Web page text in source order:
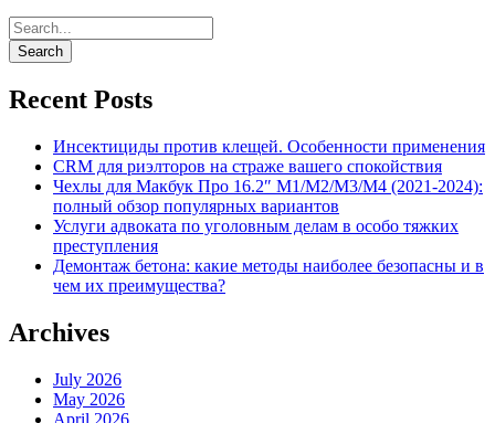
Recent Posts
Инсектициды против клещей. Особенности применения
CRM для риэлторов на страже вашего спокойствия
Чехлы для Макбук Про 16.2″ M1/M2/M3/M4 (2021-2024):
полный обзор популярных вариантов
Услуги адвоката по уголовным делам в особо тяжких
преступления
Демонтаж бетона: какие методы наиболее безопасны и в
чем их преимущества?
Archives
July 2026
May 2026
April 2026